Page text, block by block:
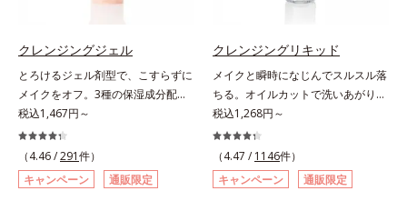
による*6 キメの乱れによる＜使用
量目安＞適量＜使用ステップ＞オル
ビス ザ クレンジング オイル ⇒
洗顔料 ⇒ 化粧水 ⇒ 保湿液
※W洗顔が必要です＜使用方法＞1.
適量（2プッシュ程度）をとり、手
のひら全体にさっと広げます。2.肌
の上で軽くらせんを描くように、メ
摩擦を軽減させるための厚みのある
るおい成分、植物由来の洗浄成分も
配合し、繊細な肌をやさしく洗い上
げます。* 皮脂やメイクの油となじ
み、毛穴の汚れを落とす処方
見極めて落とす「セレクトクレンジ
ング成分(*2)」、うるおいが逃げ出
しにくいネットを形成して肌を守る
「セラミドネットワーク成分
(*3)」、植物由来の保湿成分「ブレ
ンドハーブ成分(*4)」を配合。汚れ
だけを落としながら日中ダメージ
(*5)をケアして、うるおいに満ちた
クレンジングジェル
とろけるジェル剤型で、こすらずに
メイクをオフ。3種の保湿成分配合
の濃密ジェルなので洗いあがりは、
もち肌ぷるん！。メルティクリアベ
ース採用のぷるぷる濃密ジェルは、
メイクとなじみ始めると、とろける
ように液状に変化。しっかりメイク
税込1,467円～
（4.46 /291件）
キャンペーン
通販限定
クレンジングリキッド
メイクと瞬時になじんでスルスル落
ちる。オイルカットで洗いあがりス
ッキリなのに保湿成分30％以上で後
肌のうるおい感も抜群。「メイク落
ち」と「快適な洗い上がり」を叶え
る、アクアクレンジング成分を採
用。ファンデーションやポイントメ
税込1,268円～
（4.47 / 1146件）
キャンペーン
通販限定